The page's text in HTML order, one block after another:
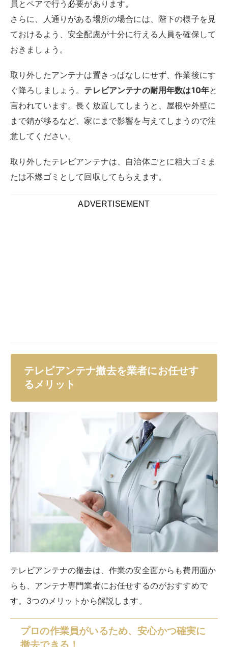
テレビアンテナの撤去は、作業の安全面からも費用面か
らも、アンテナ専門業者にお任せするのがおすすめで
す。3つのメリットから解説します。
プロの作業員がいるため、安心かつ確実に
撤去できる！
プロの作業員は、電気工事士などの資格を保有している
プロにお金を払って、安全と安心を確保するのが得策で
す。
テレビアンテナの撤去をアンテナ専門業者に依頼した場
合にかかる時間は、1時間～数時間ほどです。
アンテナ専門業者なら、自社対応のため、特にスピーデ
ィーです。営業所からの距離が近ければ、1時間以内に
駆けつけてくれる場合もあります。
素人では、初見なのであれこれ迷ってしまう作業も、慣
れた作業員ならスムーズに行えます。テレビアンテナの
機種や取り付け方式、取り付け場所はさまざまですが、
専門業者なら豊富な経験があるので、作業をつつがなく
完了してくれるでしょう。
金額を請求されてしまうこともあるので、優良業者を選
びましょう。 選び方のポイントを後述します。